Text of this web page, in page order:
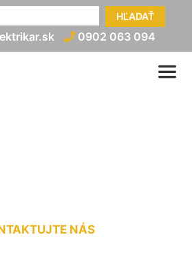
HĽADAŤ
0902 063 094
NÁS